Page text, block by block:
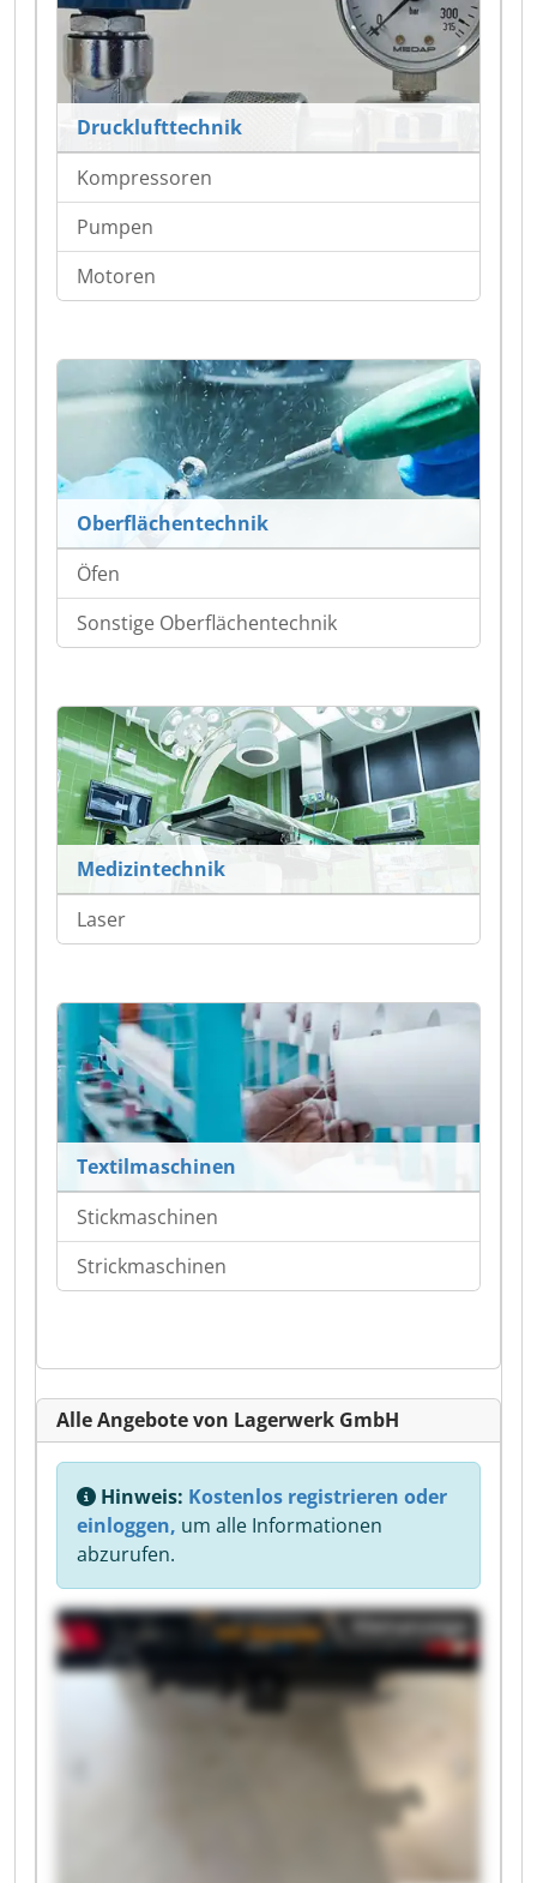
Drucklufttechnik
Kompressoren
Pumpen
Motoren
Oberflächentechnik
Öfen
Sonstige Oberflächentechnik
Medizintechnik
Laser
Textilmaschinen
Stickmaschinen
Strickmaschinen
Alle Angebote von Lagerwerk GmbH
Hinweis: Kostenlos registrieren oder
einloggen, um alle Informationen
abzurufen.
Kleinanzeige